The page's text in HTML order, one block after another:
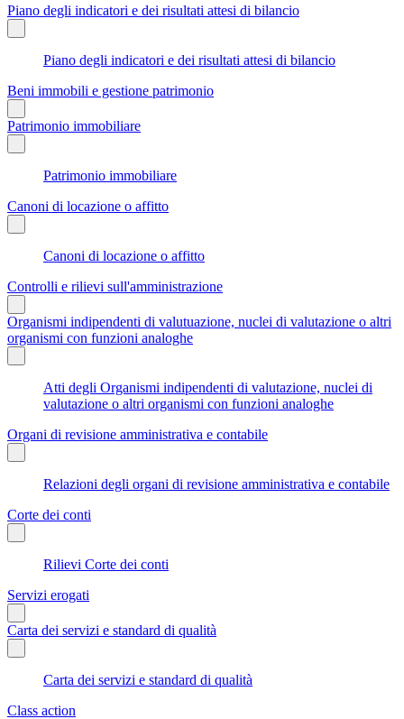
Piano degli indicatori e dei risultati attesi di bilancio
Piano degli indicatori e dei risultati attesi di bilancio
Beni immobili e gestione patrimonio
Patrimonio immobiliare
Patrimonio immobiliare
Canoni di locazione o affitto
Canoni di locazione o affitto
Controlli e rilievi sull'amministrazione
Organismi indipendenti di valutuazione, nuclei di valutazione o altri
organismi con funzioni analoghe
Atti degli Organismi indipendenti di valutazione, nuclei di
valutazione o altri organismi con funzioni analoghe
Organi di revisione amministrativa e contabile
Relazioni degli organi di revisione amministrativa e contabile
Corte dei conti
Rilievi Corte dei conti
Servizi erogati
Carta dei servizi e standard di qualità
Carta dei servizi e standard di qualità
Class action